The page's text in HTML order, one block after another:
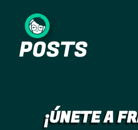
contenido
POSTS
¡ÚNETE A